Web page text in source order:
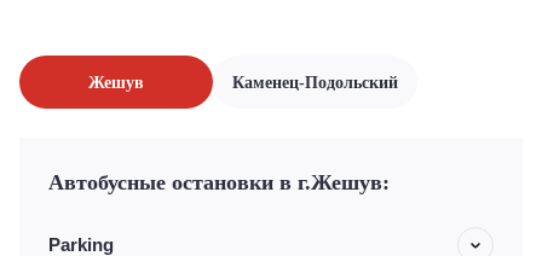
Жешув Каменец-Подольский
Автобусные остановки в г.Жешув:
Parking